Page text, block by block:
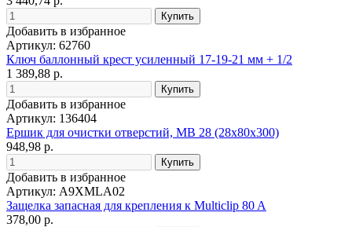
Добавить в избранное
Артикул: 62760
Ключ баллонный крест усиленный 17-19-21 мм + 1/2
1 389,88 р.
Добавить в избранное
Артикул: 136404
Ершик для очистки отверстий, MB 28 (28х80х300)
948,98 р.
Добавить в избранное
Артикул: A9XMLA02
Защелка запасная для крепления к Multiclip 80 A
378,00 р.